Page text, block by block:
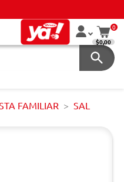
0
$0,00
FAMILIAR SAL